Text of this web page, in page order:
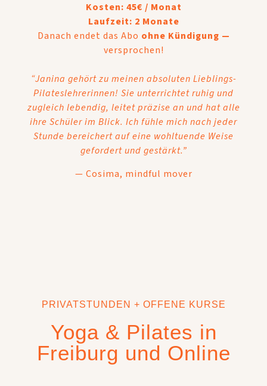
Kosten: 45€ / Monat
Laufzeit: 2 Monate
Danach endet das Abo ohne Kündigung —
versprochen!
“Janina gehört zu meinen absoluten Lieblings-
Pilateslehrerinnen! Sie unterrichtet ruhig und
zugleich lebendig, leitet präzise an und hat alle
ihre Schüler im Blick. Ich fühle mich nach jeder
Stunde bereichert auf eine wohltuende Weise
gefordert und gestärkt.”
— Cosima, mindful mover
PRIVATSTUNDEN + OFFENE KURSE
Yoga & Pilates in
Freiburg und Online